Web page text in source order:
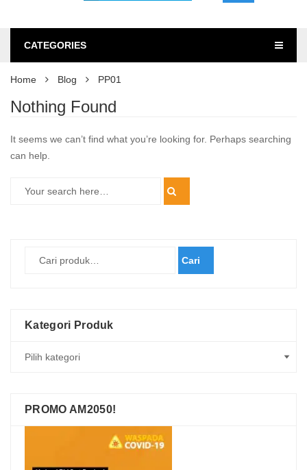
CATEGORIES
Home Blog PP01
Nothing Found
It seems we can’t find what you’re looking for. Perhaps searching
can help.
Cari
Kategori Produk
PROMO AM2050!